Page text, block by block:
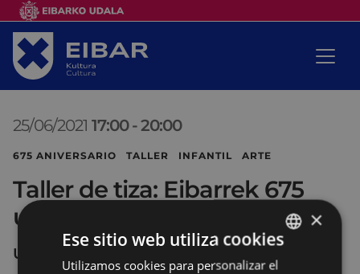
25/06/2021 17:00 -20:00
675 ANIVERSARIO TALLER INFANTIL ARTE
Taller de tiza: Eibarrek 675
urte – Eibar antiguo
UNTZAGA
BASQUE
×
Ese sitio web utiliza cookies
Utilizamos cookies para personalizar el